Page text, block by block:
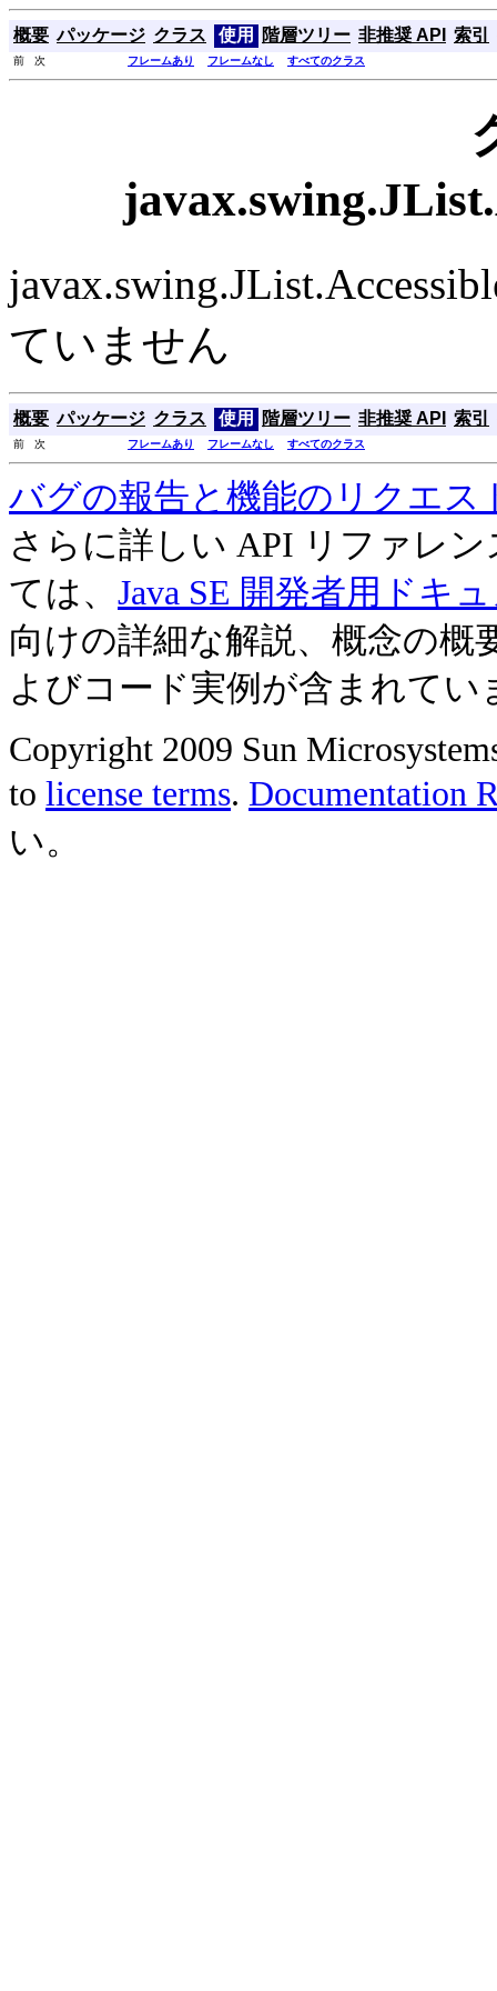
概要 パッケージ クラス 使用 階層ツリー 非推奨 API 索引
前 次 フレームあり フレームなし すべてのクラス
ていません
概要 パッケージ クラス 使用 階層ツリー 非推奨 API 索引
前 次 フレームあり フレームなし すべてのクラス
バグの報告と機能のリクエス
さらに詳しい API リファレ
ては、 Java SE 開発者用ドキ
向けの詳細な解説、概念の概
よびコード実例が含まれてい
Copyright 2009 Sun
to license terms. Documentation
い。